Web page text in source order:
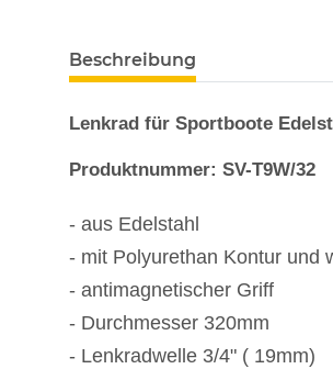
Beschreibung
Lenkrad für Sportboote
Produktnummer: SV-T9W/32
- aus Edelstahl
- mit Polyurethan Kontur und
- antimagnetischer Griff
- Durchmesser 320mm
- Lenkradwelle 3/4" ( 19mm)